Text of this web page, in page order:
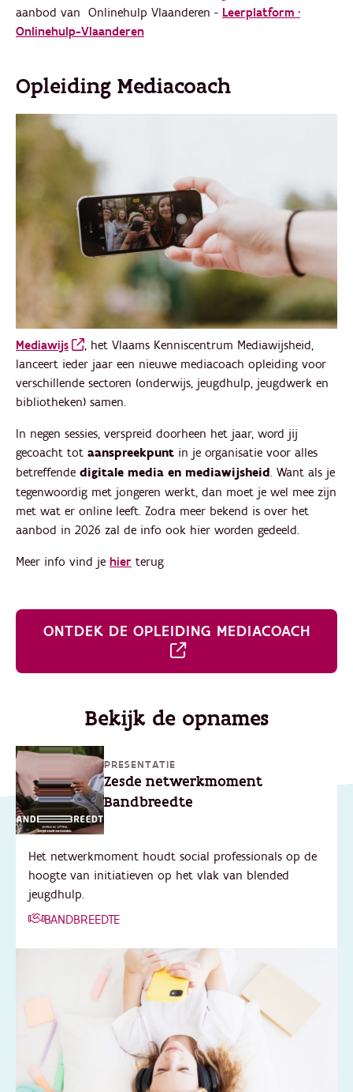
aanbod van Onlinehulp Vlaanderen - Leerplatform ·
Onlinehulp-Vlaanderen
Opleiding Mediacoach
Mediawijs
, het Vlaams Kenniscentrum Mediawijsheid,
lanceert ieder jaar een nieuwe mediacoach opleiding voor
verschillende sectoren (onderwijs, jeugdhulp, jeugdwerk en
bibliotheken) samen.
In negen sessies, verspreid doorheen het jaar, word jij
gecoacht tot aanspreekpunt in je organisatie voor alles
betreffende digitale media en mediawijsheid. Want als je
tegenwoordig met jongeren werkt, dan moet je wel mee zijn
met wat er online leeft. Zodra meer bekend is over het
aanbod in 2026 zal de info ook hier worden gedeeld.
Meer info vind je hier terug
ONTDEK DE OPLEIDING MEDIACOACH
Bekijk de opnames
PRESENTATIE
Zesde netwerkmoment
Bandbreedte
Het netwerkmoment houdt social professionals op de
hoogte van initiatieven op het vlak van blended
jeugdhulp.
BANDBREEDTE